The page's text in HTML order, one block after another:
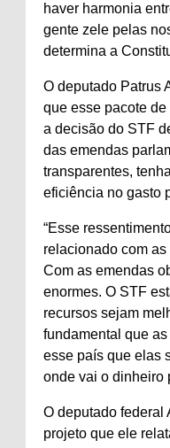
haver harmonia
gente zele pelas
determina a
O deputado Patrus
que esse pacote
a decisão do STF
das emendas
transparentes,
eficiência no gasto
“Esse
relacionado com
Com as emendas
enormes. O STF
recursos sejam
fundamental que
esse país que elas
onde vai o dinheiro
O deputado federal
projeto que ele